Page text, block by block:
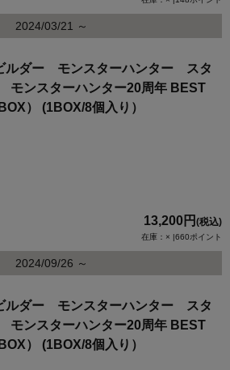
2024/03/21 ～
ルダー モンスターハンター スタ
モンスターハンター20周年 BEST
） (1BOX/8個入り）
13,200円 (税込)
在庫：× |660ポイント
2024/09/26 ～
ルダー モンスターハンター スタ
モンスターハンター20周年 BEST
） (1BOX/8個入り）